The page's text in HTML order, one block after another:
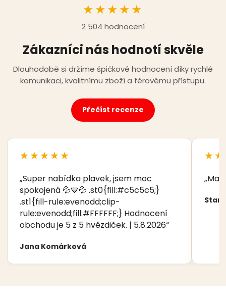
★★★★★
2 504 hodnocení
Zákazníci nás hodnotí skvěle
Dlouhodobě si držíme špičkové hodnocení díky rychlé
komunikaci, kvalitnímu zboží a férovému přístupu.
Přečíst recenze
★★★★★
„Super nabídka plavek, jsem moc
spokojená 💦💙💦 .st0{fill:#c5c5c5;}
.st1{fill-rule:evenodd;clip-
rule:evenodd;fill:#FFFFFF;} Hodnocení
obchodu je 5 z 5 hvězdiček. | 5.8.2026“
Jana Komárková